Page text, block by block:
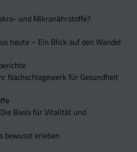
und Mikronährstoffe?
heute – Ein Blick auf den Wandel
Nachschlagewerk für Gesundheit
Basis für Vitalität und
bewusst erleben